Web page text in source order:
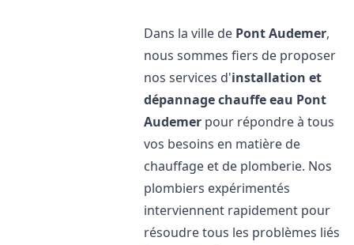
Dans la ville de Pont Audemer,
nous sommes fiers de proposer
nos services d'installation et
dépannage chauffe eau Pont
Audemer pour répondre à tous
vos besoins en matière de
chauffage et de plomberie. Nos
plombiers expérimentés
interviennent rapidement pour
résoudre tous les problèmes liés